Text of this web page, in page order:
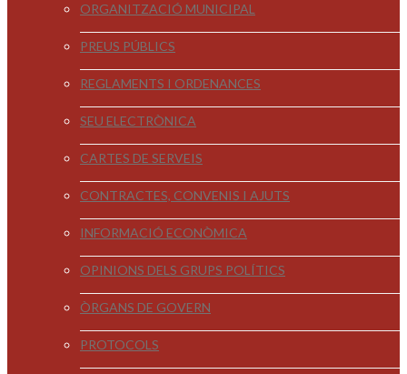
ORGANITZACIÓ MUNICIPAL
PREUS PÚBLICS
REGLAMENTS I ORDENANCES
SEU ELECTRÒNICA
CARTES DE SERVEIS
CONTRACTES, CONVENIS I AJUTS
INFORMACIÓ ECONÒMICA
OPINIONS DELS GRUPS POLÍTICS
ÒRGANS DE GOVERN
PROTOCOLS